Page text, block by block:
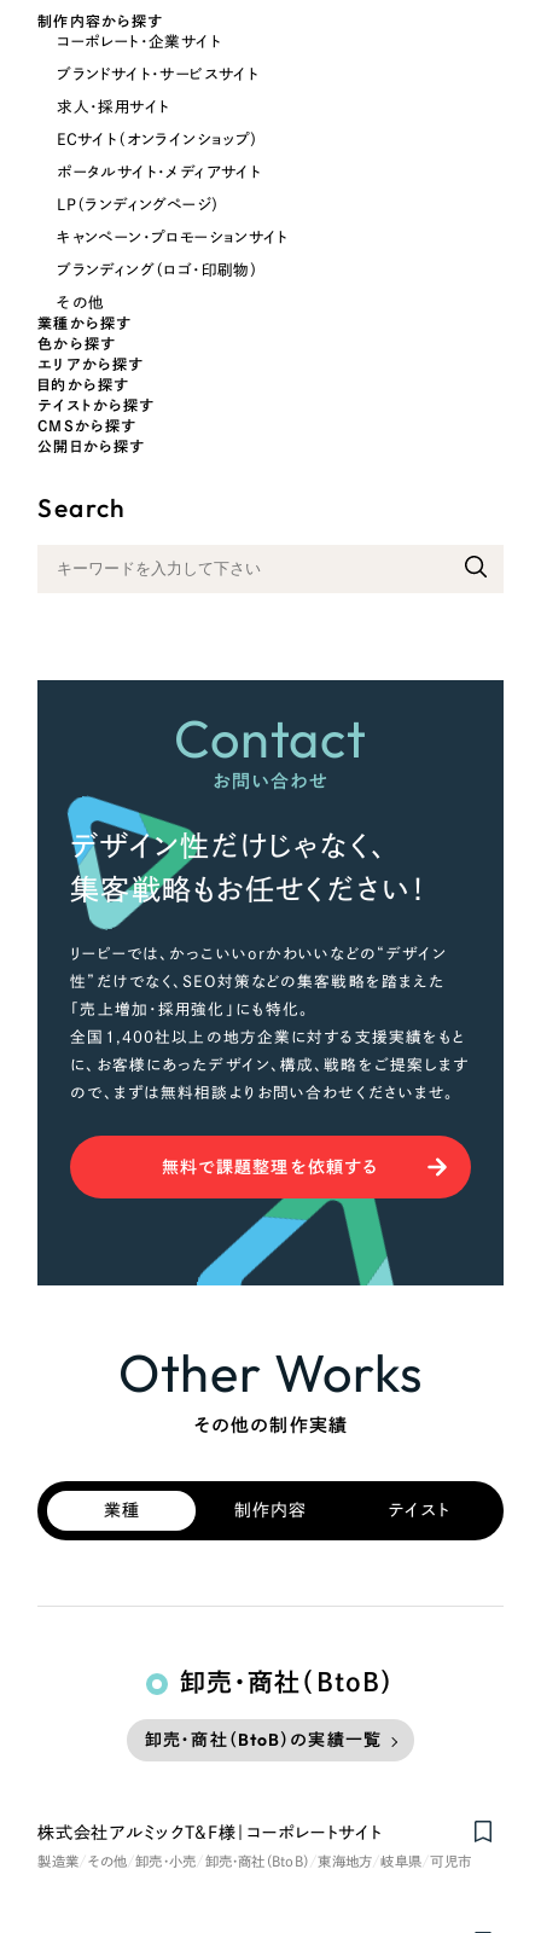
グリーン・緑色
ブルー・青色
パープル・紫色
ピンク・桃色
制作内容から探す
コーポレート・企業サイト
ブランドサイト・サービスサイト
求人・採用サイト
ECサイト（オンラインショップ）
ポータルサイト・メディアサイト
LP（ランディングページ）
キャンペーン・プロモーションサイト
ブランディング（ロゴ・印刷物）
その他
業種から探す
色から探す
エリアから探す
目的から探す
テイストから探す
CMSから探す
公開日から探す
Search
Contact
お問い合わせ
デザイン性だけじゃなく、
集客戦略もお任せください！
リーピーでは、かっこいいorかわいいなどの“デザイン
性”だけでなく、SEO対策などの集客戦略を踏まえた
「売上増加・採用強化」にも特化。
全国1,400社以上の地方企業に対する支援実績をもと
に、お客様にあったデザイン、構成、戦略をご提案します
ので、まずは無料相談よりお問い合わせくださいませ。
無料で課題整理を依頼する
Other Works
その他の制作実績
業種 制作内容 テイスト
卸売・商社（BtoB）
卸売・商社（BtoB）の実績一覧
株式会社アルミックT&F様｜コーポレートサイト
製造業 その他 卸売・小売 卸売・商社（BtoB） 東海地方 岐阜県 可児市